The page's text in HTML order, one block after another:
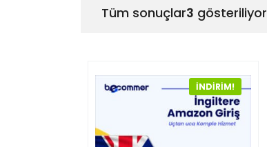
Tüm sonuçlar3 gösteriliyor
İNDIRIM!